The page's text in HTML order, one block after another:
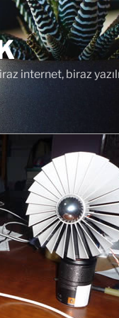
internet, biraz